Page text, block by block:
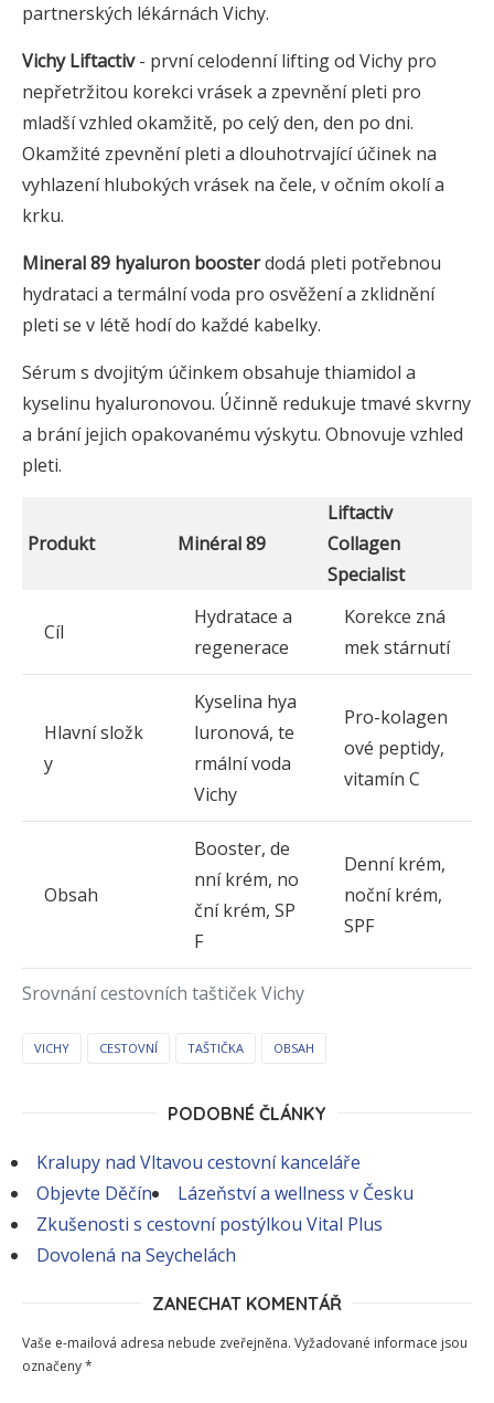
partnerských lékárnách Vichy.
Vichy Liftactiv- první celodenní lifting od Vichy pro
nepřetržitou korekci vrásek a zpevnění pleti pro
mladší vzhled okamžitě, po celý den, den po dni.
Okamžité zpevnění pleti a dlouhotrvající účinek na
vyhlazení hlubokých vrásek na čele, v očním okolí a
krku.
Mineral 89 hyaluron boosterdodá pleti potřebnou
hydrataci a termální voda pro osvěžení a zklidnění
pleti se v létě hodí do každé kabelky.
Sérum s dvojitým účinkem obsahuje thiamidol a
kyselinu hyaluronovou. Účinně redukuje tmavé skvrny
a brání jejich opakovanému výskytu. Obnovuje vzhled
pleti.
Srovnání cestovních taštiček Vichy
Produkt Minéral 89
Liftactiv
Collagen
Specialist
Cíl
Hydratace a
regenerace
Korekce zná
mek stárnutí
Hlavní složk
y
Kyselina hya
luronová, te
rmální voda
Vichy
Pro-kolagen
ové peptidy,
vitamín C
Obsah
Booster, de
nní krém, no
ční krém, SP
F
Denní krém,
noční krém,
SPF
VICHY CESTOVNÍ TAŠTIČKA OBSAH
PODOBNÉ ČLÁNKY
Kralupy nad Vltavou cestovní kanceláře
Objevte Děčín
Lázeňství a wellness v Česku
Zkušenosti s cestovní postýlkou Vital Plus
Dovolená na Seychelách
ZANECHAT KOMENTÁŘ
Vaše e-mailová adresa nebude zveřejněna. Vyžadované informace jsou
označeny*